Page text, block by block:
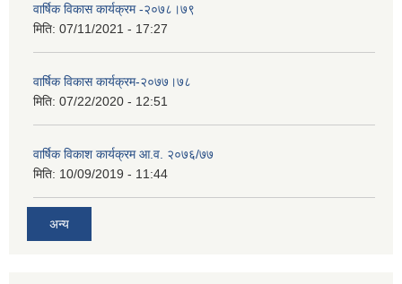
वार्षिक विकास कार्यक्रम -२०७८।७९
मिति: 07/11/2021 - 17:27
वार्षिक विकास कार्यक्रम-२०७७।७८
मिति: 07/22/2020 - 12:51
वार्षिक विकाश कार्यक्रम आ.व. २०७६/७७
मिति: 10/09/2019 - 11:44
अन्य